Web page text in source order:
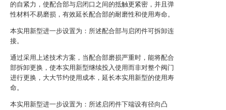
的自紧力，使配合部与启闭口之间的抵触更紧密，并且弹
性材料不易磨损，有效延长配合部的耐磨性和使用寿命。
本实用新型进一步设置为：所述配合部与启闭件可拆卸连
接。
通过采用上述技术方案，当配合部磨损严重时，能将配合
部拆卸更换，使本实用新型继续投入使用而非对整个阀门
进行更换，大大节约使用成本，延长本实用新型的使用寿
命。
本实用新型进一步设置为：所述启闭件下端设有径向凸